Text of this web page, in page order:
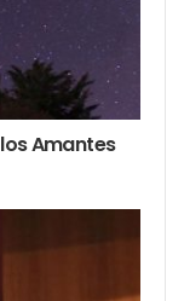
produce en
lo que la
Amantes